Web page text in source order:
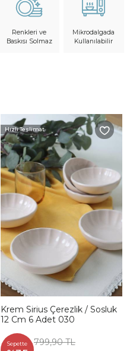
Renkleri ve
Baskısı Solmaz
Mikrodalgada
Kullanılabilir
Hızlı Teslimat
Krem Sirius Çerezlik / Sosluk
12 Cm 6 Adet 030
Sepette 799,90 TL